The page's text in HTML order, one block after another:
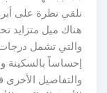
نلقي نظرة على أبرز
هناك ميل متزايد نحو
والتي تشمل درجات
إحساساً بالسكينة
والتفاصيل الأخرى في